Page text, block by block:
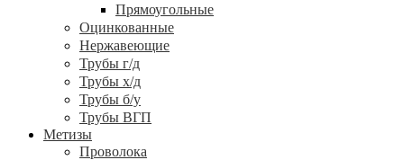
Прямоугольные
Оцинкованные
Нержавеющие
Трубы г/д
Трубы х/д
Трубы б/у
Трубы ВГП
Метизы
Проволока